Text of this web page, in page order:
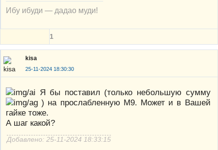
Ибу ибуди — дадао муди!
1
kisa
25-11-2024 18:30:30
Я бы поставил (только небольшую сумму
) на прослабленную М9. Может и в Вашей
гайке тоже.
А шаг какой?
Добавлено: 25-11-2024 18:33:15